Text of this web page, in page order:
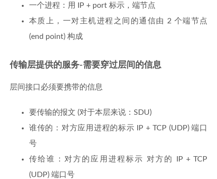
一个进程：用 IP + port 标示，端节点
本质上，一对主机进程之间的通信由 2 个端节点
(end point) 构成
传输层提供的服务-需要穿过层间的信息
层间接口必须要携带的信息
要传输的报文 (对于本层来说：SDU)
谁传的：对方应用进程的标示 IP + TCP (UDP) 端口
号
传给谁：对方的应用进程标示 对方的 IP + TCP
(UDP) 端口号